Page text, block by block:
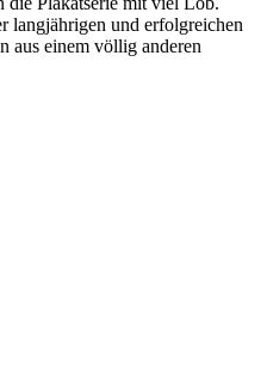
langjährigen und erfolgreichen
aus einem völlig anderen